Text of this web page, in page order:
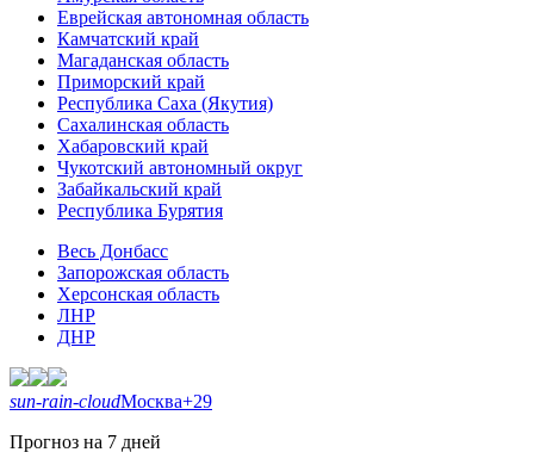
Еврейская автономная область
Камчатский край
Магаданская область
Приморский край
Республика Саха (Якутия)
Сахалинская область
Хабаровский край
Чукотский автономный округ
Забайкальский край
Республика Бурятия
Весь Донбасс
Запорожская область
Херсонская область
ЛНР
ДНР
sun-rain-cloudМосква+29
Прогноз на 7 дней